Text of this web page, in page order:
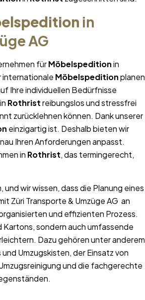
in
AG
fürMöbelspeditionin
internationale Möbelspeditionplanen
Ihre individuellen Bedürfnisse
in Rothristreibungslos und stressfrei
zurücklehnen können. Dank unserer
einzigartig ist. Deshalb bieten wir
Ihren Anforderungen anpasst.
in Rothrist, das termingerecht,
wir wissen, dass die Planung eines
Züri Transporte & Umzüge AG an
und effizienten Prozess.
sondern auch umfassende
Dazu gehören unter anderem
Umzugskisten, der Einsatz von
und die fachgerechte